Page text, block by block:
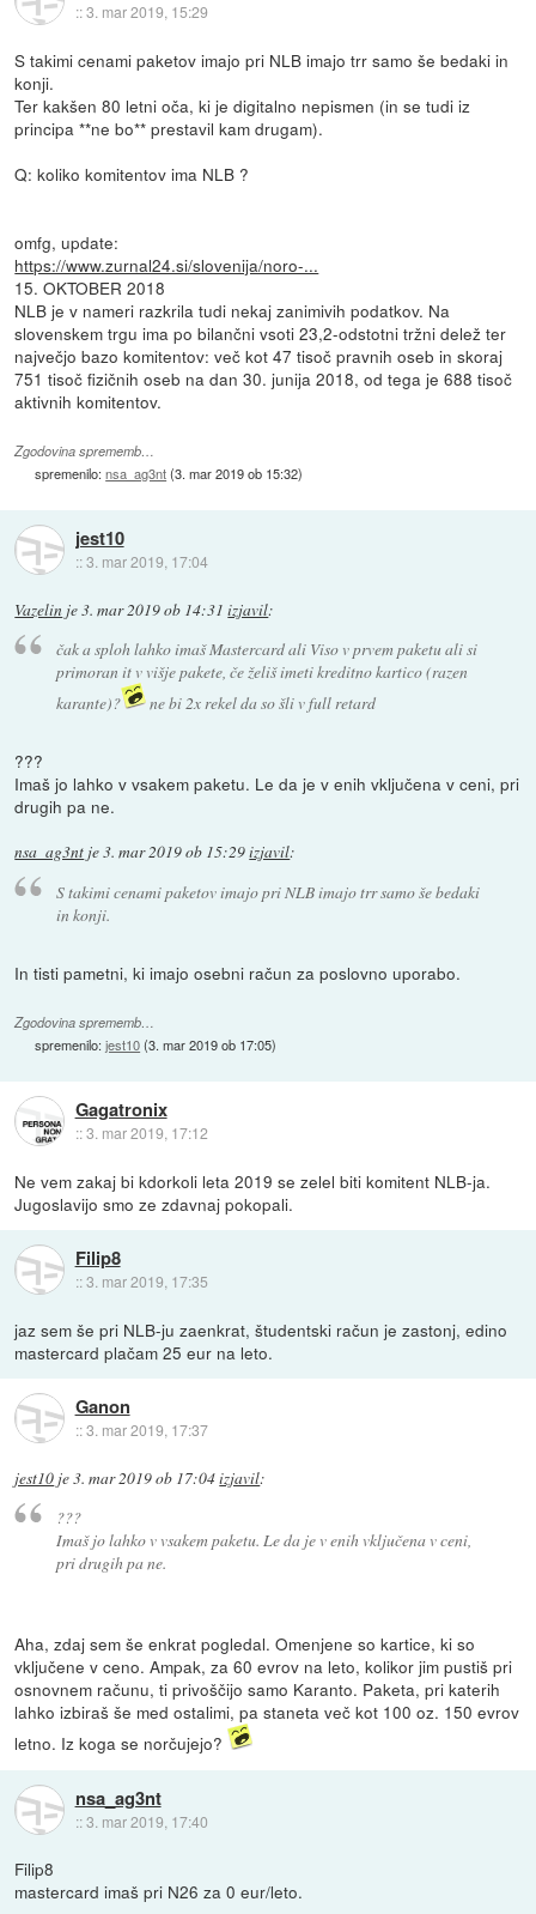
::3. mar 2019, 15:29
S takimi cenami paketov imajo pri NLB imajo trr samo še bedaki in
konji.
Ter kakšen 80 letni oča, ki je digitalno nepismen (in se tudi iz
principa **ne bo** prestavil kam drugam).
Q: koliko komitentov ima NLB ?
omfg, update:
https://www.zurnal24.si/slovenija/noro-...
15. OKTOBER 2018
NLB je v nameri razkrila tudi nekaj zanimivih podatkov. Na
slovenskem trgu ima po bilančni vsoti 23,2-odstotni tržni delež ter
največjo bazo komitentov: več kot 47 tisoč pravnih oseb in skoraj
751 tisoč fizičnih oseb na dan 30. junija 2018, od tega je 688 tisoč
aktivnih komitentov.
Zgodovina sprememb…
spremenilo:nsa_ag3nt(3. mar 2019 ob 15:32)
jest10
::3. mar 2019, 17:04
Vazelin je3. mar 2019 ob 14:31 izjavil:
čak a sploh lahko imaš Mastercard ali Viso v prvem paketu ali si
primoran it v višje pakete, če želiš imeti kreditno kartico (razen
karante)?
ne bi 2x rekel da so šli v full retard
???
Imaš jo lahko v vsakem paketu. Le da je v enih vključena v ceni, pri
drugih pa ne.
nsa_ag3nt je3. mar 2019 ob 15:29izjavil:
S takimi cenami paketov imajo pri NLB imajo trr samo še bedaki
in konji.
In tisti pametni, ki imajo osebni račun za poslovno uporabo.
Zgodovina sprememb…
spremenilo:jest10(3. mar 2019 ob 17:05)
Gagatronix
::3. mar 2019, 17:12
Ne vem zakaj bi kdorkoli leta 2019 se zelel biti komitent NLB-ja.
Jugoslavijo smo ze zdavnaj pokopali.
Filip8
::3. mar 2019, 17:35
jaz sem še pri NLB-ju zaenkrat, študentski račun je zastonj, edino
mastercard plačam 25 eur na leto.
Ganon
::3. mar 2019, 17:37
jest10 je3. mar 2019 ob 17:04izjavil:
???
Imaš jo lahko v vsakem paketu. Le da je v enih vključena v ceni,
pri drugih pa ne.
Aha, zdaj sem še enkrat pogledal. Omenjene so kartice, ki so
vključene v ceno. Ampak, za 60 evrov na leto, kolikor jim pustiš pri
osnovnem računu, ti privoščijo samo Karanto. Paketa, pri katerih
lahko izbiraš še med ostalimi, pa staneta več kot 100 oz. 150 evrov
letno. Iz koga se norčujejo?
nsa_ag3nt
::3. mar 2019, 17:40
Filip8
mastercard imaš pri N26 za 0 eur/leto.